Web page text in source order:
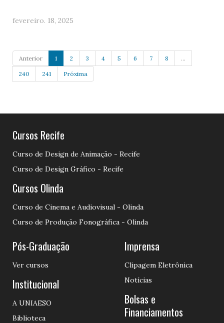
fevereiro. 18, 2025
Anterior 1 2 3 4 5 6 7 8 ...
240 241 Próxima
Cursos Recife
Curso de Design de Animação - Recife
Curso de Design Gráfico - Recife
Cursos Olinda
Curso de Cinema e Audiovisual - Olinda
Curso de Produção Fonográfica - Olinda
Pós-Graduação
Ver cursos
Institucional
A UNIAESO
Biblioteca
Imprensa
Clipagem Eletrônica
Notícias
Bolsas e
Financiamentos